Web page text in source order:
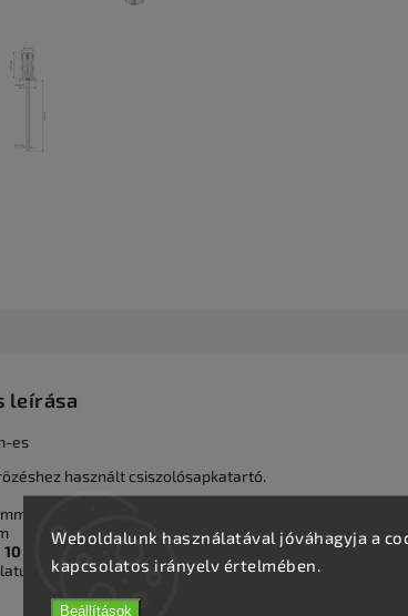
Weboldalunk használatával jóváhagyja a
kapcsolatos irányelv értelmében.
Beállítások
leírása
es
használt csiszolósapkatartó.
000
kapható marógépekhez.